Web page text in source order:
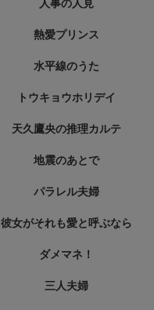
人事の人見
熱愛プリンス
水平線のうた
トウキョウホリデイ
天久鷹央の推理カルテ
地震のあとで
パラレル夫婦
彼女がそれも愛と呼ぶなら
ダメマネ！
三人夫婦